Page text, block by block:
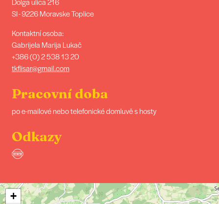
SI - 9226 Moravske Toplice
Kontaktní osoba:
Gabrijela Marija Lukač
+386 (0) 2 538 13 20
tkflisar@gmail.com
Pracovní doba
po e-mailové nebo telefonické domluvě s hosty
Odkazy
+